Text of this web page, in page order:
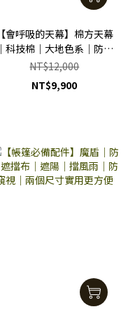
【會呼吸的天幕】棉方天幕
｜科技棉｜大地色系｜防曬
降溫｜大大保護傘
NT$12,000
NT$9,900